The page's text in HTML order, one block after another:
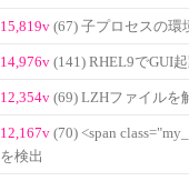
15,819v (67) 子プロセスの環
14,976v (141) RHEL9でGUI
12,354v (69) LZHファイルを
12,167v (70) <span
を検出